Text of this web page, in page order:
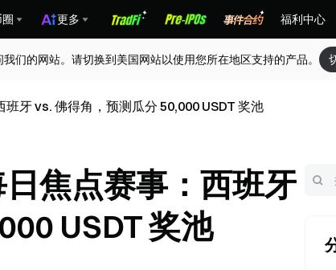
更多 福利中心
们的网站。请切换到美国网站以使用您所在地区支持的产品。
牙 vs. 佛得角，预测瓜分 50,000 USDT 奖池
焦点赛事：西班牙
USDT 奖池